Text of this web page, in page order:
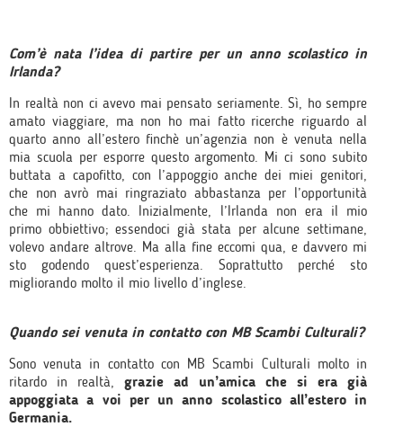
Com’è nata l’idea di partire per un anno scolastico in
Irlanda?
In realtà non ci avevo mai pensato seriamente. Sì, ho sempre
amato viaggiare, ma non ho mai fatto ricerche riguardo al
quarto anno all’estero finchè un’agenzia non è venuta nella
mia scuola per esporre questo argomento. Mi ci sono subito
buttata a capofitto, con l’appoggio anche dei miei genitori,
che non avrò mai ringraziato abbastanza per l’opportunità
che mi hanno dato. Inizialmente, l’Irlanda non era il mio
primo obbiettivo; essendoci già stata per alcune settimane,
volevo andare altrove. Ma alla fine eccomi qua, e davvero mi
sto godendo quest’esperienza. Soprattutto perché sto
migliorando molto il mio livello d’inglese.
Quando sei venuta in contatto con MB Scambi Culturali?
Sono venuta in contatto con MB Scambi Culturali molto in
ritardo in realtà, grazie ad un’amica che si era già
appoggiata a voi per un anno scolastico all’estero in
Germania.